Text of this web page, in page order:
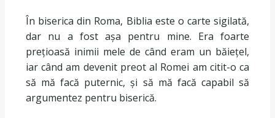
În biserica din Roma, Biblia este o carte sigilată,
dar nu a fost așa pentru mine. Era foarte
prețioasă inimii mele de când eram un băiețel,
iar când am devenit preot al Romei am citit-o ca
să mă facă puternic, și să mă facă capabil să
argumentez pentru biserică.